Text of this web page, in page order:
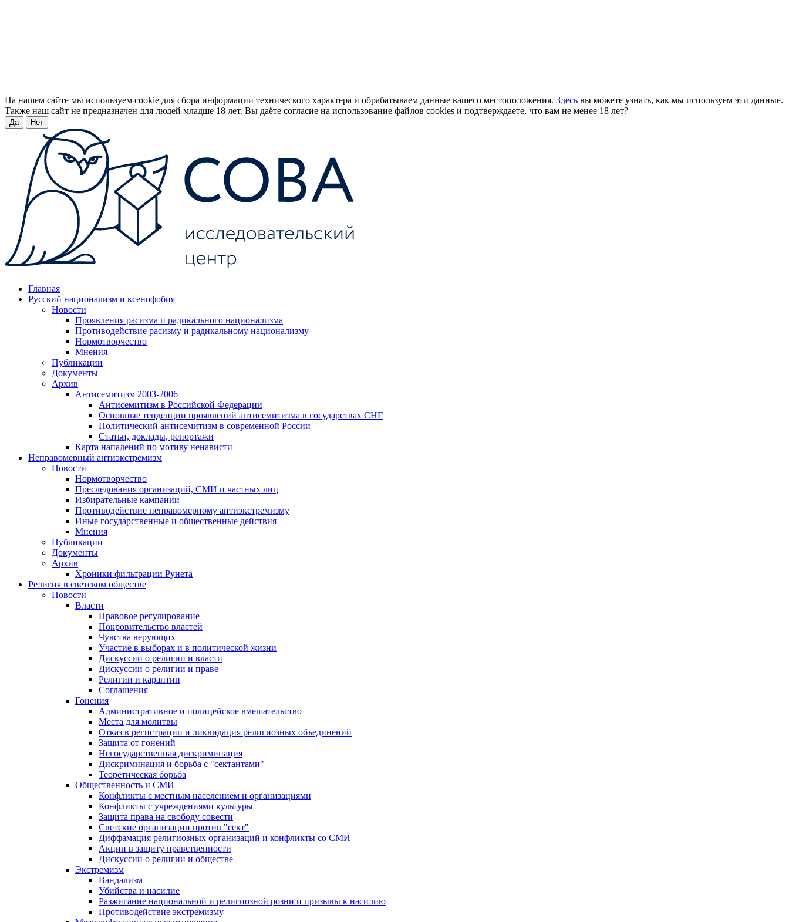
На нашем сайте мы используем cookie для сбора информации технического характера и обрабатываем данные вашего местоположения. Здесь вы можете узнать, как мы используем эти данные.
Также наш сайт не предназначен для людей младше 18 лет. Вы даёте согласие на использование файлов cookies и подтверждаете, что вам не менее 18 лет?
Да Нет
Главная
Русский национализм и ксенофобия
Новости
Проявления расизма и радикального национализма
Противодействие расизму и радикальному национализму
Нормотворчество
Мнения
Публикации
Документы
Архив
Антисемитизм 2003-2006
Антисемитизм в Российской Федерации
Основные тенденции проявлений антисемитизма в государствах СНГ
Политический антисемитизм в современной России
Статьи, доклады, репортажи
Карта нападений по мотиву ненависти
Неправомерный антиэкстремизм
Новости
Нормотворчество
Преследования организаций, СМИ и частных лиц
Избирательные кампании
Противодействие неправомерному антиэкстремизму
Иные государственные и общественные действия
Мнения
Публикации
Документы
Архив
Хроники фильтрации Рунета
Религия в светском обществе
Новости
Власти
Правовое регулирование
Покровительство властей
Чувства верующих
Участие в выборах и в политической жизни
Дискуссии о религии и власти
Дискуссии о религии и праве
Религии и карантин
Соглашения
Гонения
Административное и полицейское вмешательство
Места для молитвы
Отказ в регистрации и ликвидация религиозных объединений
Защита от гонений
Негосударственная дискриминация
Дискриминация и борьба с "сектантами"
Теоретическая борьба
Общественность и СМИ
Конфликты с местным населением и организациями
Конфликты с учреждениями культуры
Защита права на свободу совести
Светские организации против "сект"
Диффамация религиозных организаций и конфликты со СМИ
Акции в защиту нравственности
Дискуссии о религии и обществе
Экстремизм
Вандализм
Убийства и насилие
Разжигание национальной и религиозной розни и призывы к насилию
Противодействие экстремизму